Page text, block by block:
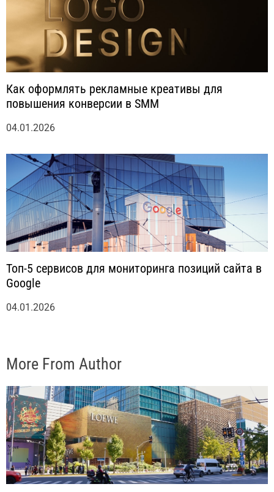
Как оформлять рекламные креативы для
повышения конверсии в SMM
04.01.2026
Топ-5 сервисов для мониторинга позиций сайта в
Google
04.01.2026
More From Author